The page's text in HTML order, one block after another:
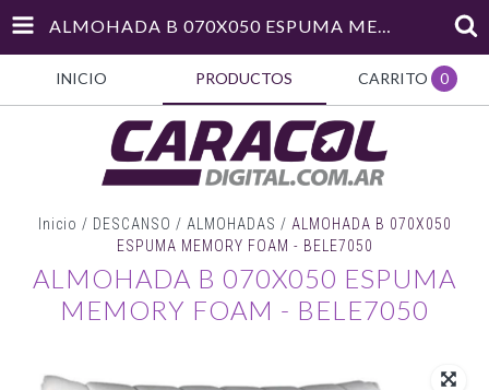
ALMOHADA B 070X050 ESPUMA MEMORY FOAM - BELE7050
INICIO PRODUCTOS CARRITO 0
Inicio / DESCANSO / ALMOHADAS / ALMOHADA B 070X050
ESPUMA MEMORY FOAM - BELE7050
ALMOHADA B 070X050 ESPUMA
MEMORY FOAM - BELE7050